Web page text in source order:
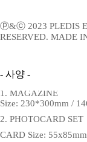
ⓟ&ⓒ 2023 PLEDIS
RESERVED. MADE
- 사양 -
1. MAGAZINE
Size: 230*300mm /
2. PHOTOCARD SET
CARD Size: